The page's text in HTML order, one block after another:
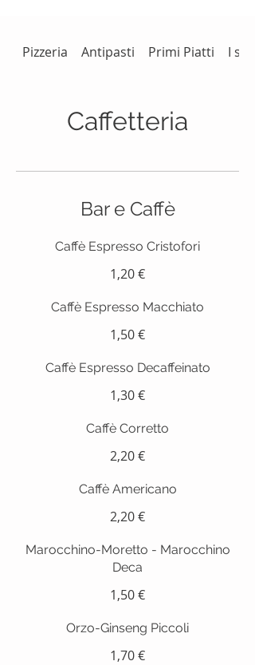
Pizzeria Antipasti Primi Piatti I
Caffetteria
Bar e Caffè
Caffè Espresso Cristofori
1,20 €
Caffè Espresso Macchiato
1,50 €
Caffè Espresso Decaffeinato
1,30 €
Caffè Corretto
2,20 €
Caffè Americano
2,20 €
Marocchino-Moretto - Marocchino
Deca
1,50 €
Orzo-Ginseng Piccoli
1,70 €